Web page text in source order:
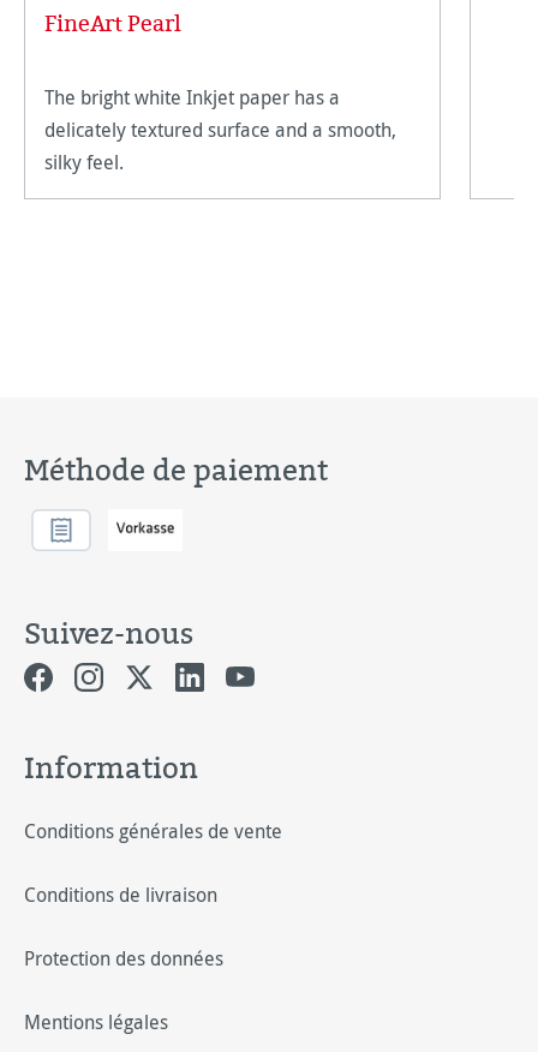
FineArt Pearl
The bright white Inkjet paper has a
delicately textured surface and a smooth,
silky feel.
Méthode de paiement
Suivez-nous
Information
Conditions générales de vente
Conditions de livraison
Protection des données
Mentions légales